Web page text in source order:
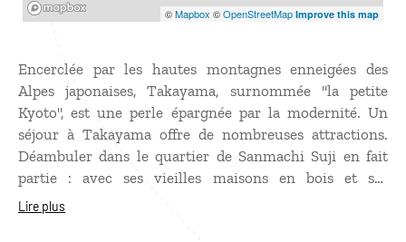
©Mapbox ©OpenStreetMap Improve this map
Encerclée par les hautes montagnes enneigées des
Alpes japonaises, Takayama, surnommée "la petite
Kyoto", est une perle épargnée par la modernité. Un
séjour à Takayama offre de nombreuses attractions.
Déambuler dans le quartier de Sanmachi Suji en fait
partie : avec ses vieilles maisons en bois et ses
nombreuses brasseries, il n’a pratiquement pas changé
Lire plus